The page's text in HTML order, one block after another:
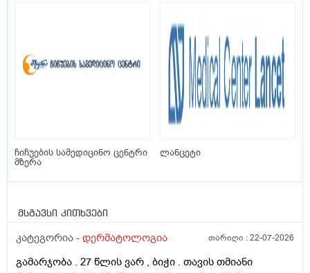
ჩიჩუების სამედიცინო ცენტრი
მზერა
ლანცეტი
მსგავსი კითხვები
კატეგორია - დერმატოლოგია თარიღი :22-07-2026
გამარჯობა . 27 წლის ვარ , ბიჭი . თავის თმიანი